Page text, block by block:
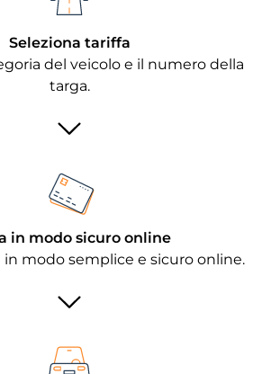
Seleziona tariffa
del veicolo e il numero della
targa.
in modo sicuro online
in modo semplice e sicuro online.